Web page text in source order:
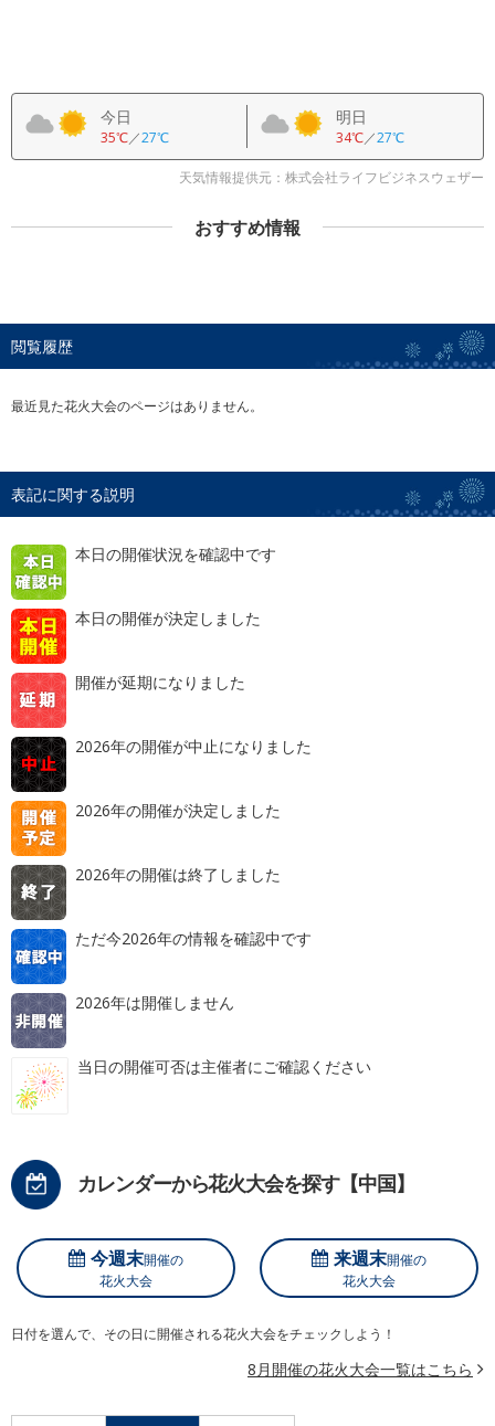
今日
35℃／27℃
明日
34℃／27℃
天気情報提供元：株式会社ライフビジネスウェザー
おすすめ情報
閲覧履歴
最近見た花火大会のページはありません。
表記に関する説明
本日の開催状況を確認中です
本日の開催が決定しました
開催が延期になりました
2026年の開催が中止になりました
2026年の開催が決定しました
2026年の開催は終了しました
ただ今2026年の情報を確認中です
2026年は開催しません
当日の開催可否は主催者にご確認ください
カレンダーから花火大会を探す【中国】
今週末開催の
花火大会
来週末開催の
花火大会
日付を選んで、その日に開催される花火大会をチェックしよう！
8月開催の花火大会一覧はこちら